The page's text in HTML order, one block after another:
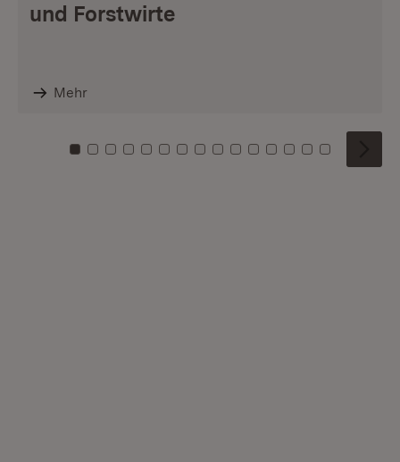
und Forstwirte
Mehr
Zu Kachel: 0
Zu Kachel: 1
Zu Kachel: 2
Zu Kachel: 3
Zu Kachel: 4
Zu Kachel: 5
Zu Kachel: 6
Zu Kachel: 7
Zu Kachel: 8
Zu Kachel: 9
Zu Kachel: 10
Zu Kachel: 11
Zu Kachel: 12
Zu Kachel:
Zu